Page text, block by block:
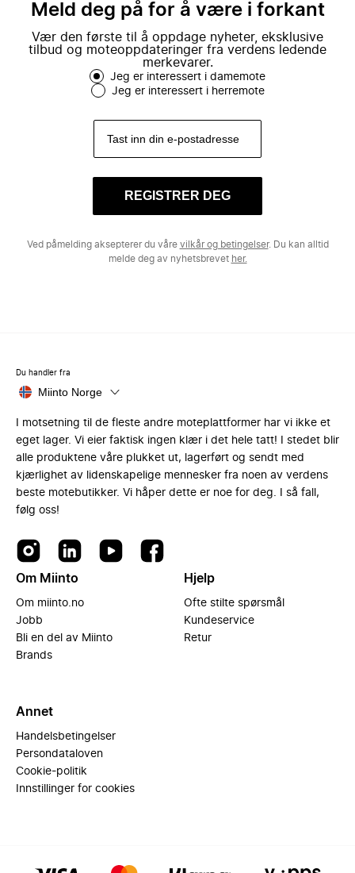
Meld deg på for å være i forkant
Vær den første til å oppdage nyheter, eksklusive
tilbud og moteoppdateringer fra verdens ledende
merkevarer.
Jeg er interessert i damemote
Jeg er interessert i herremote
REGISTRER DEG
Ved påmelding aksepterer du våre vilkår og betingelser. Du kan alltid
melde deg av nyhetsbrevet her.
Du handler fra
Miinto Norge
I motsetning til de fleste andre moteplattformer har vi ikke et
eget lager. Vi eier faktisk ingen klær i det hele tatt! I stedet blir
alle produktene våre plukket ut, lagerført og sendt med
kjærlighet av lidenskapelige mennesker fra noen av verdens
beste motebutikker. Vi håper dette er noe for deg. I så fall,
følg oss!
Om Miinto
Om miinto.no
Jobb
Bli en del av Miinto
Brands
Hjelp
Ofte stilte spørsmål
Kundeservice
Retur
Annet
Handelsbetingelser
Persondataloven
Cookie-politik
Innstillinger for cookies